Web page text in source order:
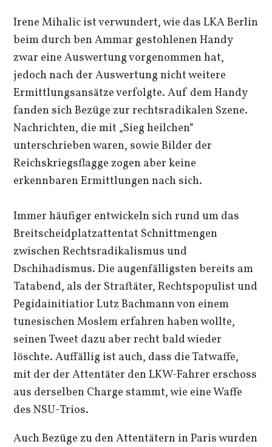
Irene Mihalic ist verwundert, wie das LKA Berlin
beim durch ben Ammar gestohlenen Handy
zwar eine Auswertung vorgenommen hat,
jedoch nach der Auswertung nicht weitere
Ermittlungsansätze verfolgte. Auf dem Handy
fanden sich Bezüge zur rechtsradikalen Szene.
Nachrichten, die mit „Sieg heilchen“
unterschrieben waren, sowie Bilder der
Reichskriegsflagge zogen aber keine
erkennbaren Ermittlungen nach sich.
Immer häufiger entwickeln sich rund um das
Breitscheidplatzattentat Schnittmengen
zwischen Rechtsradikalismus und
Dschihadismus. Die augenfälligsten bereits am
Tatabend, als der Straftäter, Rechtspopulist und
Pegidainitiatior Lutz Bachmann von einem
tunesischen Moslem erfahren haben wollte,
seinen Tweet dazu aber recht bald wieder
löschte. Auffällig ist auch, dass die Tatwaffe,
mit der der Attentäter den LKW-Fahrer erschoss
aus derselben Charge stammt, wie eine Waffe
des NSU-Trios.
Auch Bezüge zu den Attentätern in Paris wurden